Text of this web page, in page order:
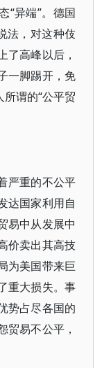
“异端”。德国
法，对这种伎
了高峰以后，
一脚踢开，免
谓的“公平贸
严重的不公平
达国家利用自
易中从发展中
价卖出其高技
为美国带来巨
重大损失。事
势占尽各国的
贸易不公平，